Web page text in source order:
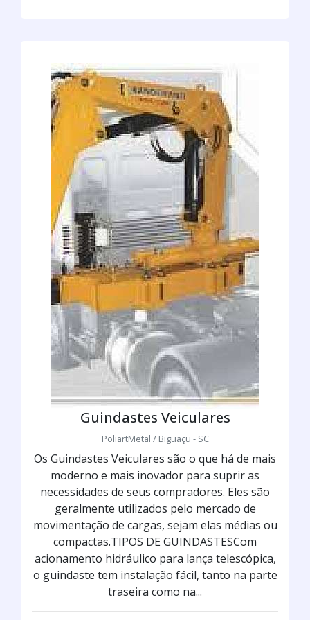
Guindastes Veiculares
PoliartMetal / Biguaçu - SC
Os Guindastes Veiculares são o que há de mais
moderno e mais inovador para suprir as
necessidades de seus compradores. Eles são
geralmente utilizados pelo mercado de
movimentação de cargas, sejam elas médias ou
compactas.TIPOS DE GUINDASTESCom
acionamento hidráulico para lança telescópica,
o guindaste tem instalação fácil, tanto na parte
traseira como na...